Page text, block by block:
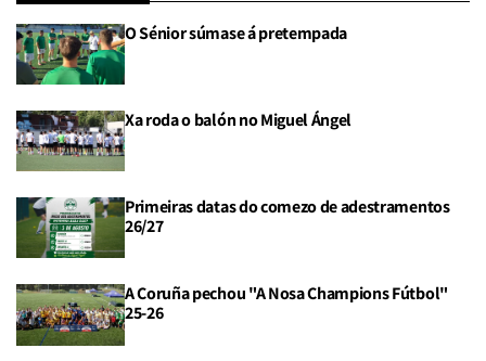
O Sénior súmase á pretempada
Xa roda o balón no Miguel Ángel
Primeiras datas do comezo de adestramentos
26/27
A Coruña pechou "A Nosa Champions Fútbol"
25-26